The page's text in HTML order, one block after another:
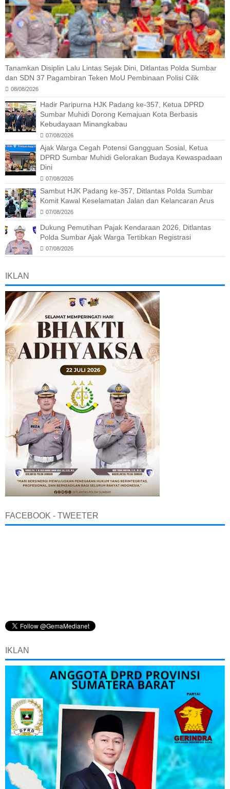
Tanamkan Disiplin Lalu Lintas Sejak Dini, Ditlantas Polda Sumbar
dan SDN 37 Pagambiran Teken MoU Pembinaan Polisi Cilik
08/08/2026
Hadir Paripurna HJK Padang ke-357, Ketua DPRD
Sumbar Muhidi Dorong Kemajuan Kota Berbasis
Kebudayaan Minangkabau
07/08/2026
Ajak Warga Cegah Potensi Gangguan Sosial, Ketua
DPRD Sumbar Muhidi Gelorakan Budaya Kewaspadaan
Dini
07/08/2026
Sambut HJK Padang ke-357, Ditlantas Polda Sumbar
Komit Kawal Keselamatan Jalan dan Kelancaran Arus
07/08/2026
Dukung Pemutihan Pajak Kendaraan 2026, Ditlantas
Polda Sumbar Ajak Warga Tertibkan Registrasi
07/08/2026
IKLAN
FACEBOOK - TWEETER
IKLAN